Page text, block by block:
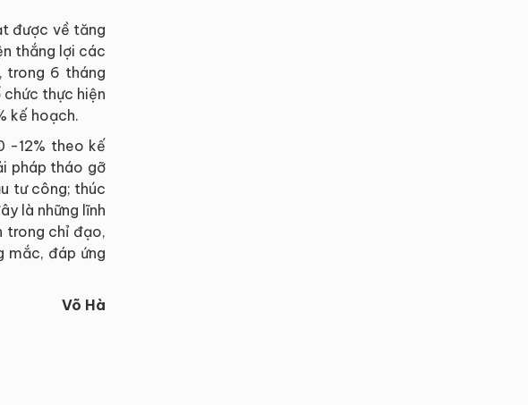
được về tăng
thắng lợi các
trong 6 tháng
thực hiện
kế hoạch.
-12% theo kế
pháp tháo gỡ
tư công; thúc
là những lĩnh
trong chỉ đạo,
mắc, đáp ứng
Võ Hà